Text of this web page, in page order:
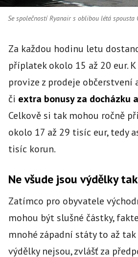
Se společností Ryanair s oblibou létá spousta
Za každou hodinu letu
příplatek okolo 15 až 20 eur.
provize z prodeje občerstvení
či extra bonusy za docházku
Celkově si tak mohou ročně
okolo 17 až 29 tisíc eur, tedy
tisíc korun.
Ne všude jsou výdělky
Zatímco pro obyvatele
mohou být slušné částky,
mnohé západní státy to až
výdělky nejsou, zvlášť za